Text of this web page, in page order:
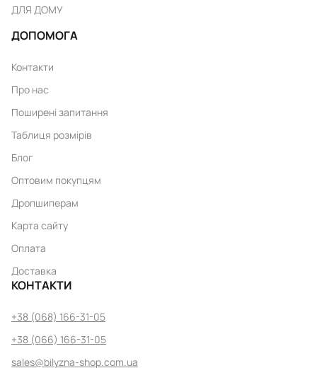
ДЛЯ ДОМУ
ДОПОМОГА
Контакти
Про нас
Поширені запитання
Таблиця розмірів
Блог
Оптовим покупцям
Дропшиперам
Карта сайту
Оплата
Доставка
КОНТАКТИ
+38 (068) 166-31-05
+38 (066) 166-31-05
sales@bilyzna-shop.com.ua